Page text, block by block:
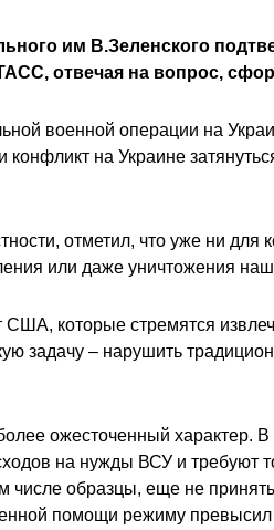
им В.Зеленского
отвечая на вопрос,
военной операции на
на Украине
отметил, что уже ни
или даже уничтожения
которые стремятся
задачу – нарушить
ожесточенный
на нужды ВСУ и требуют
образцы, еще не
помощи режиму